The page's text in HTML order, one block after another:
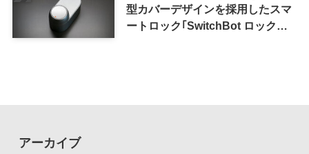
型カバーデザインを採用したスマ
ートロック｢SwitchBot ロック
アーカイブ